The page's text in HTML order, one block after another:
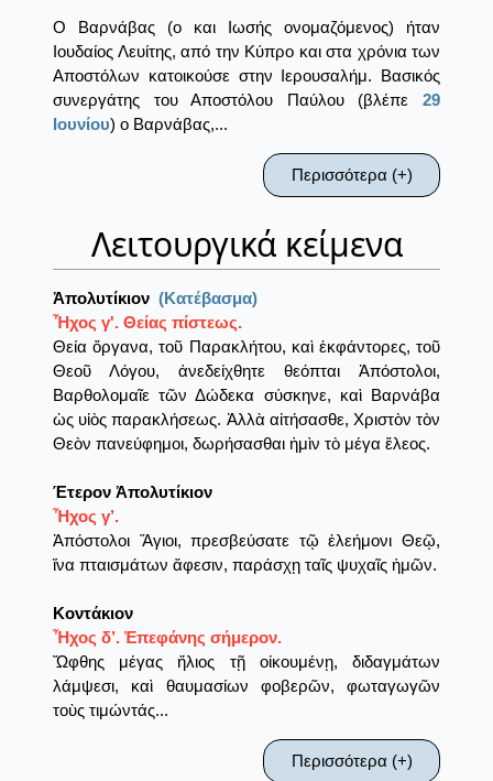
Ο Βαρνάβας (ο και Iωσής ονομαζόμενος) ήταν
Ιουδαίος Λευίτης, από την Κύπρο και στα χρόνια των
Αποστόλων κατοικούσε στην Ιερουσαλήμ. Βασικός
συνεργάτης του Αποστόλου Παύλου (βλέπε 29
Ιουνίου) ο Βαρνάβας,...
Περισσότερα (+)
Λειτουργικά κείμενα
Ἀπολυτίκιον (Κατέβασμα)
Ἦχος γ'. Θείας πίστεως.
Θεία ὄργανα, τοῦ Παρακλήτου, καὶ ἐκφάντορες, τοῦ
Θεοῦ Λόγου, ἀνεδείχθητε θεόπται Ἀπόστολοι,
Βαρθολομαῖε τῶν Δώδεκα σύσκηνε, καὶ Βαρνάβα
ὡς υἱὸς παρακλήσεως. Ἀλλὰ αἰτήσασθε, Χριστὸν τὸν
Θεὸν πανεύφημοι, δωρήσασθαι ἠμὶν τὸ μέγα ἔλεος.
Έτερον Ἀπολυτίκιον
Ἦχος γ’.
Ἀπόστολοι Ἅγιοι, πρεσβεύσατε τῷ ἐλεήμονι Θεῷ,
ἵνα πταισμάτων ἄφεσιν, παράσχῃ ταῖς ψυχαῖς ἡμῶν.
Κοντάκιον
Ἦχος δ’. Ἐπεφάνης σήμερον.
Ὤφθης μέγας ἤλιος τῇ οἰκουμένῃ, διδαγμάτων
λάμψεσι, καὶ θαυμασίων φοβερῶν, φωταγωγῶν
τοὺς τιμώντάς...
Περισσότερα (+)